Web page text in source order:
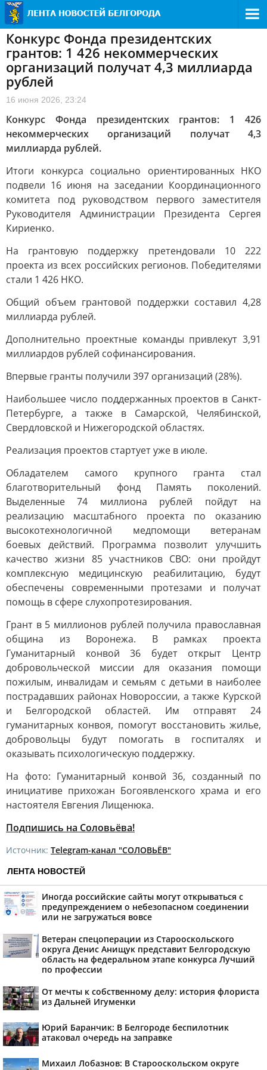
Конкурс Фонда президентских
грантов: 1 426 некоммерческих
организаций получат 4,3 миллиарда
рублей
16 июня 2026, 23:24
Конкурс Фонда президентских грантов: 1 426
некоммерческих организаций получат 4,3
миллиарда рублей.
Итоги конкурса социально ориентированных НКО
подвели 16 июня на заседании Координационного
комитета под руководством первого заместителя
Руководителя Администрации Президента Сергея
Кириенко.
На грантовую поддержку претендовали 10 222
проекта из всех российских регионов. Победителями
стали 1 426 НКО.
Общий объем грантовой поддержки составил 4,28
миллиарда рублей.
Дополнительно проектные команды привлекут 3,91
миллиардов рублей софинансирования.
Впервые гранты получили 397 организаций (28%).
Наибольшее число поддержанных проектов в Санкт-
Петербурге, а также в Самарской, Челябинской,
Свердловской и Нижегородской областях.
Реализация проектов стартует уже в июле.
Обладателем самого крупного гранта стал
благотворительный фонд Память поколений.
Выделенные 74 миллиона рублей пойдут на
реализацию масштабного проекта по оказанию
высокотехнологичной медпомощи ветеранам
боевых действий. Программа позволит улучшить
качество жизни 85 участников СВО: они пройдут
комплексную медицинскую реабилитацию, будут
обеспечены современными протезами и получат
помощь в сфере слухопротезирования.
Грант в 5 миллионов рублей получила православная
община из Воронежа. В рамках проекта
Гуманитарный конвой 36 будет открыт Центр
добровольческой миссии для оказания помощи
пожилым, инвалидам и семьям с детьми в наиболее
пострадавших районах Новороссии, а также Курской
и Белгородской областей. Им отправят 24
гуманитарных конвоя, помогут восстановить жилье,
добровольцы будут помогать в госпиталях и
оказывать психологическую поддержку.
На фото: Гуманитарный конвой 36, созданный по
инициативе прихожан Богоявленского храма и его
настоятеля Евгения Лищенюка.
Подпишись на Соловьёва!
Источник: Telegram-канал "СОЛОВЬЁВ"
ЛЕНТА НОВОСТЕЙ
Иногда российские сайты могут открываться с
предупреждением о небезопасном соединении
или не загружаться вовсе
Ветеран спецоперации из Старооскольского
округа Денис Анищук представит Белгородскую
область на федеральном этапе конкурса Лучший
по профессии
От мечты к собственному делу: история флориста
из Дальней Игуменки
Юрий Баранчик: В Белгороде беспилотник
атаковал очередь на заправке
Михаил Лобазнов: В Старооскольском округе